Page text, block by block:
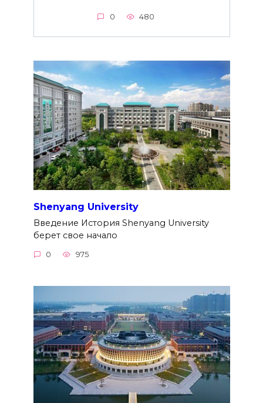
0 480
Shenyang University
Введение История Shenyang University
берет свое начало
0 975